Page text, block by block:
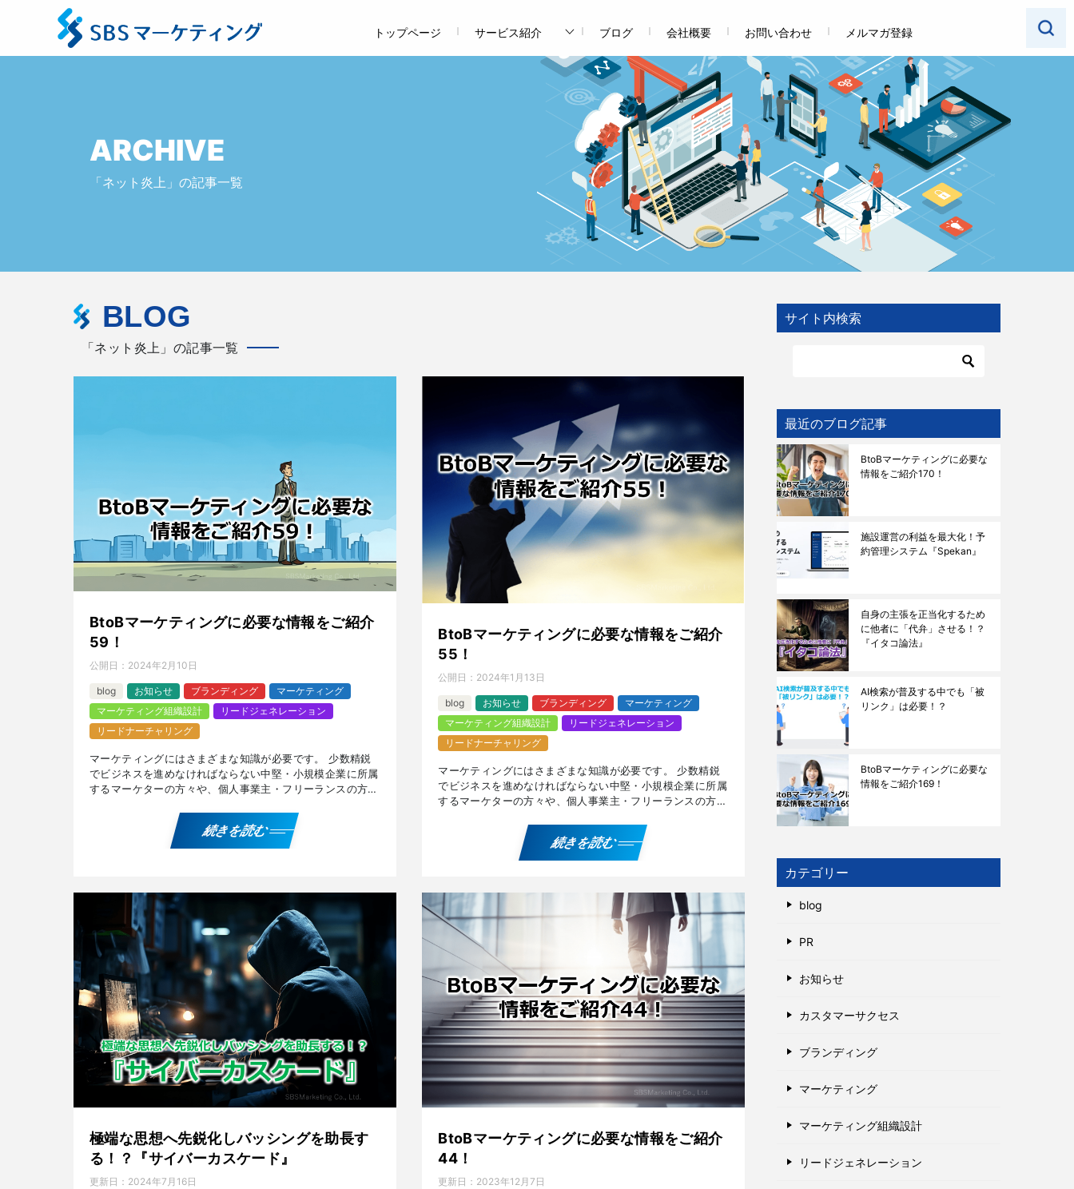
トップページ サービス紹介 ブログ 会社概要 お問い合わせ メルマガ登録
ARCHIVE
「ネット炎上」の記事一覧
BLOG
「ネット炎上」の記事一覧
BtoBマーケティングに必要な情報をご紹介
59！
公開日： 2024年2月10日
blog お知らせ ブランディング
マーケティング
マーケティング組織設計
リードジェネレーション
リードナーチャリング
マーケティングにはさまざまな知識が必要です。 少数精鋭
でビジネスを進めなければならない中堅・小規模企業に所属
するマーケターの方々や、個人事業主・フリーランスの方々
続きを読む
BtoBマーケティングに必要な情報をご紹介
55！
公開日： 2024年1月13日
blog お知らせ ブランディング
マーケティング
マーケティング組織設計
リードジェネレーション
リードナーチャリング
マーケティングにはさまざまな知識が必要です。 少数精鋭
でビジネスを進めなければならない中堅・小規模企業に所属
するマーケターの方々や、個人事業主・フリーランスの方々
続きを読む
極端な思想へ先鋭化しバッシングを助長す
る！？『サイバーカスケード』
更新日： 2024年7月16日
BtoBマーケティングに必要な情報をご紹介
44！
更新日： 2023年12月7日
サイト内検索
最近のブログ記事
BtoBマーケティングに必要な
情報をご紹介170！
施設運営の利益を最大化！予
約管理システム『Spekan』
自身の主張を正当化するため
に他者に「代弁」させる！？
『イタコ論法』
AI検索が普及する中でも「被
リンク」は必要！？
BtoBマーケティングに必要な
情報をご紹介169！
カテゴリー
blog
PR
お知らせ
カスタマーサクセス
ブランディング
マーケティング
マーケティング組織設計
リードジェネレーション